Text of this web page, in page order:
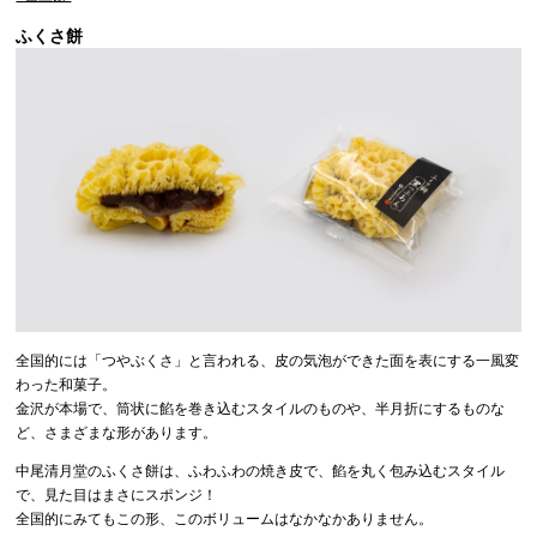
ふくさ餅
全国的には「つやぶくさ」と言われる、皮の気泡ができた面を表にする一風変
わった和菓子。
金沢が本場で、筒状に餡を巻き込むスタイルのものや、半月折にするものな
ど、さまざまな形があります。
中尾清月堂のふくさ餅は、ふわふわの焼き皮で、餡を丸く包み込むスタイル
で、見た目はまさにスポンジ！
全国的にみてもこの形、このボリュームはなかなかありません。